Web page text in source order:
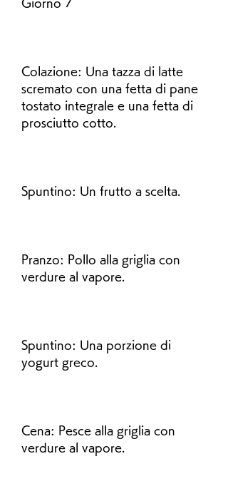
Giorno 7
Colazione: Una tazza di latte
scremato con una fetta di pane
tostato integrale e una fetta di
prosciutto cotto.
Spuntino: Un frutto a scelta.
Pranzo: Pollo alla griglia con
verdure al vapore.
Spuntino: Una porzione di
yogurt greco.
Cena: Pesce alla griglia con
verdure al vapore.